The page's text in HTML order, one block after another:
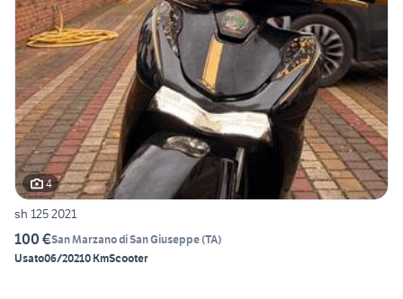
4
sh 125 2021
100 €San Marzano di San Giuseppe(TA)
Usato06/20210 KmScooter